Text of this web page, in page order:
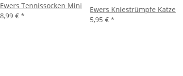
Ewers Tennissocken Mini
8,99 € *
Ewers Kniestrümpfe Katze
5,95 € *